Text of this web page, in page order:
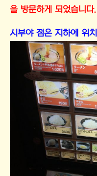
을 방문하게 되었습니다.
시부야 점은 지하에 위치